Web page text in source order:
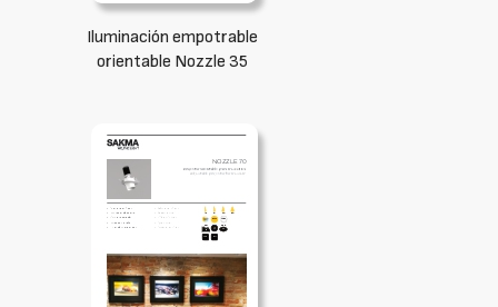
Iluminación empotrable
orientable Nozzle 35